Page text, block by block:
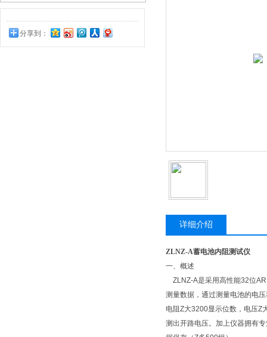
分享到：
详细介绍
ZLNZ-A蓄电池内阻测试仪
一、概述
ZLNZ-A是采用高性能32位
测量数据，通过测量电池的电
电阻Z大3200显示位数，电压Z
测出开路电压。加上仪器拥有